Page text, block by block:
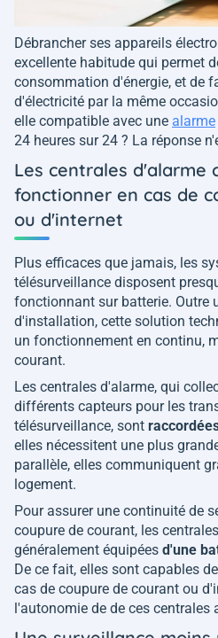
Débrancher ses appareils
excellente habitude qui permet
consommation d'énergie, et de
d'électricité par la même
elle compatible avec une alarme
24 heures sur 24 ? La réponse
Les centrales d'alarme
fonctionner en cas de
ou d'internet
Plus efficaces que jamais, les
télésurveillance disposent
fonctionnant sur batterie. Outre
d'installation, cette solution
un fonctionnement en continu,
courant.
Les centrales d'alarme, qui
différents capteurs pour les
télésurveillance, sont
elles nécessitent une plus
parallèle, elles communiquent
logement.
Pour assurer une continuité de
coupure de courant, les
généralement équipées d'une
De ce fait, elles sont capables
cas de coupure de courant ou
l'autonomie de de ces centrales